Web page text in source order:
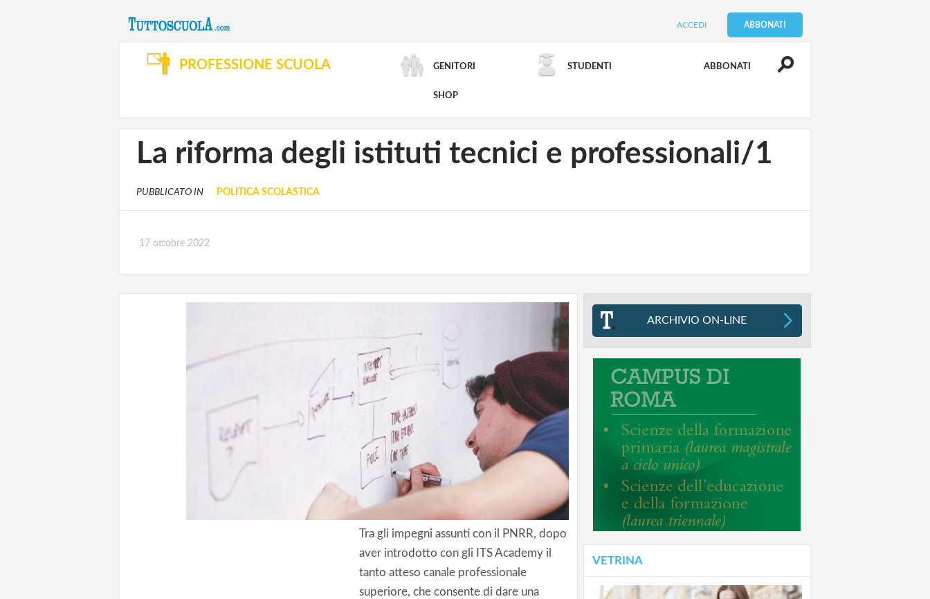
ACCEDI ABBONATI
PROFESSIONE SCUOLA GENITORI STUDENTI ABBONATI
SHOP
RICERCA AVANZATA
La riforma degli istituti tecnici e professionali/1
PUBBLICATO IN POLITICA SCOLASTICA
17 ottobre 2022
Tra gli impegni assunti con il PNRR, dopo
aver introdotto con gli ITS Academy il
tanto atteso canale professionale
superiore, che consente di dare una
ARCHIVIO ON-LINE
VETRINA